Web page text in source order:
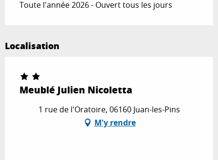
Toute l'année 2026 - Ouvert tous les jours
Localisation
Meublé Julien Nicoletta
1 rue de l'Oratoire, 06160 Juan-les-Pins
M'y rendre